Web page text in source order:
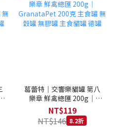
葛蕾特｜交響樂貓罐 第八
樂章 鮮禽總匯 200g｜
GranataPet 200克 主食罐
無穀罐 無膠罐 主食貓罐 德
罐
NT$119
NT$146 8.2折